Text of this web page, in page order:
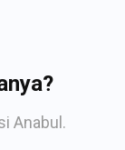
Anabul.